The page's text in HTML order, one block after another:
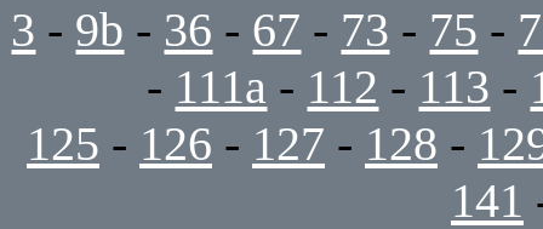
3 - 9b - 36 - 67 - 73 - 75 -
- 111a - 112 - 113 -
125 - 126 - 127 - 128 -
141